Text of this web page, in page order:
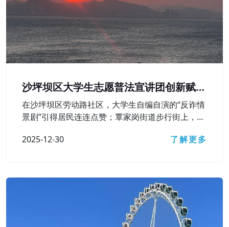
沙坪坝区大学生志愿普法宣讲团创新赋能
基层普法之路
在沙坪坝区劳动路社区，大学生自编自演的“反诈情
景剧”引得居民连连点赞；覃家岗街道步行街上，一
弄懂了遗嘱效力、高空抛物责任等法律知识
2025-12-30 了解更多